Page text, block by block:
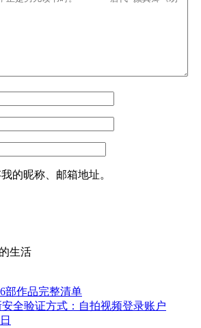
的昵称、邮箱地址。
生活
部作品完整清单
安全验证方式：自拍视频登录账户